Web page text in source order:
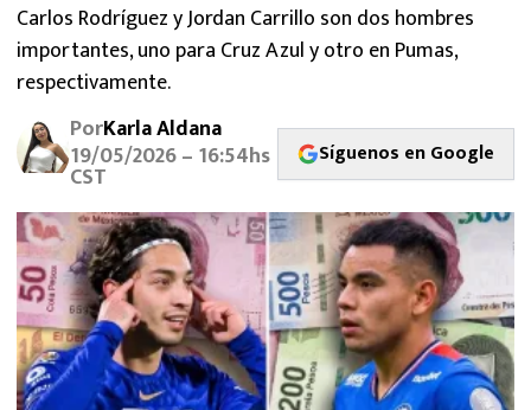
SELECCIÓN MEXICANA
FUTBOL INTERNACIONAL
MEXICANOS EN EL EXTRANJERO
FUTBOL ESTUFA
FÓRMULA 1
BOXEO
LIGA MX
Carlos Rodríguez y Jordan Carrillo son dos hombres
importantes, uno para Cruz Azul y otro en Pumas,
respectivamente.
PorKarla Aldana
19/05/2026 – 16:54hs
CST
Síguenos en Google